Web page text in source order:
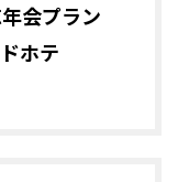
会プラン
ホテ